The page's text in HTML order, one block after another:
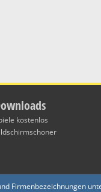
kostenlos
Firmenbezeichnungen